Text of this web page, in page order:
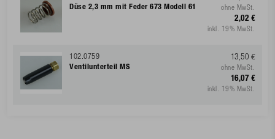
Düse 2,3 mm mit Feder 673 Modell 61
ohne MwSt.
2,02 €
inkl. 19% MwSt.
102.0759
Ventilunterteil MS
13,50 €
ohne MwSt.
16,07 €
inkl. 19% MwSt.